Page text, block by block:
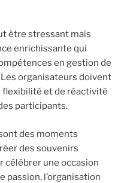
être stressant mais
enrichissante qui
en gestion de
organisateurs doivent
flexibilité et de réactivité
participants.
des moments
des souvenirs
célébrer une occasion
passion, l’organisation